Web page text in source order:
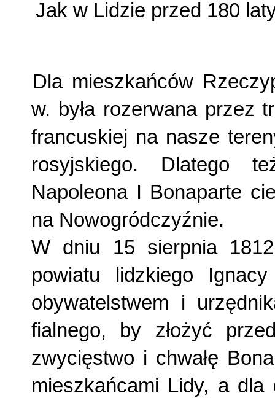
Jak w Lidzie przed 180
Dla mieszkańców
w. była rozerwana przez
francuskiej na nasze
rosyjskiego. Dlatego
Napoleona I Bonaparte
na Nowogródczyźnie.
W dniu 15 sierpnia
powiatu lidzkiego
obywatelstwem i
fialnego, by złożyć
zwycięstwo i chwałę
mieszkańcami Lidy, a